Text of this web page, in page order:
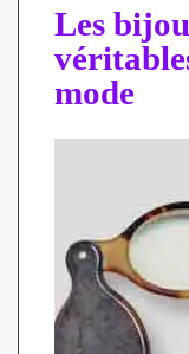
Les
mode